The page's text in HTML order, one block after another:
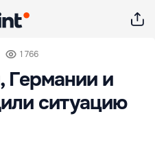
1 766
Германии и
ситуацию